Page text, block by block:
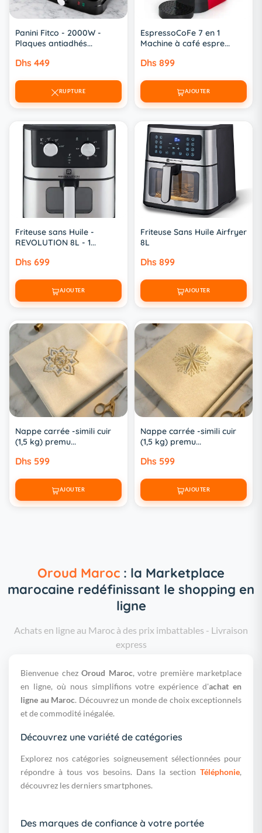
Panini Fitco - 2000W -
Plaques antiadhés...
Dhs 449
RUPTURE
EspressoCoFe 7 en 1
Machine à café espre...
Dhs 899
AJOUTER
Friteuse sans Huile -
REVOLUTION 8L - 1...
Dhs 699
AJOUTER
Friteuse Sans Huile Airfryer
8L
Dhs 899
AJOUTER
Nappe carrée -simili cuir
(1,5 kg) premu...
Dhs 599
AJOUTER
Nappe carrée -simili cuir
(1,5 kg) premu...
Dhs 599
AJOUTER
Oroud Maroc : la Marketplace
marocaine redéfinissant le shopping en
ligne
Achats en ligne au Maroc à des prix imbattables - Livraison
express
Bienvenue chez Oroud Maroc, votre première marketplace
en ligne, où nous simplifions votre expérience d'achat en
ligne au Maroc. Découvrez un monde de choix exceptionnels
et de commodité inégalée.
Découvrez une variété de catégories
Explorez nos catégories soigneusement sélectionnées pour
répondre à tous vos besoins. Dans la section Téléphonie,
découvrez les derniers smartphones.
Des marques de confiance à votre portée